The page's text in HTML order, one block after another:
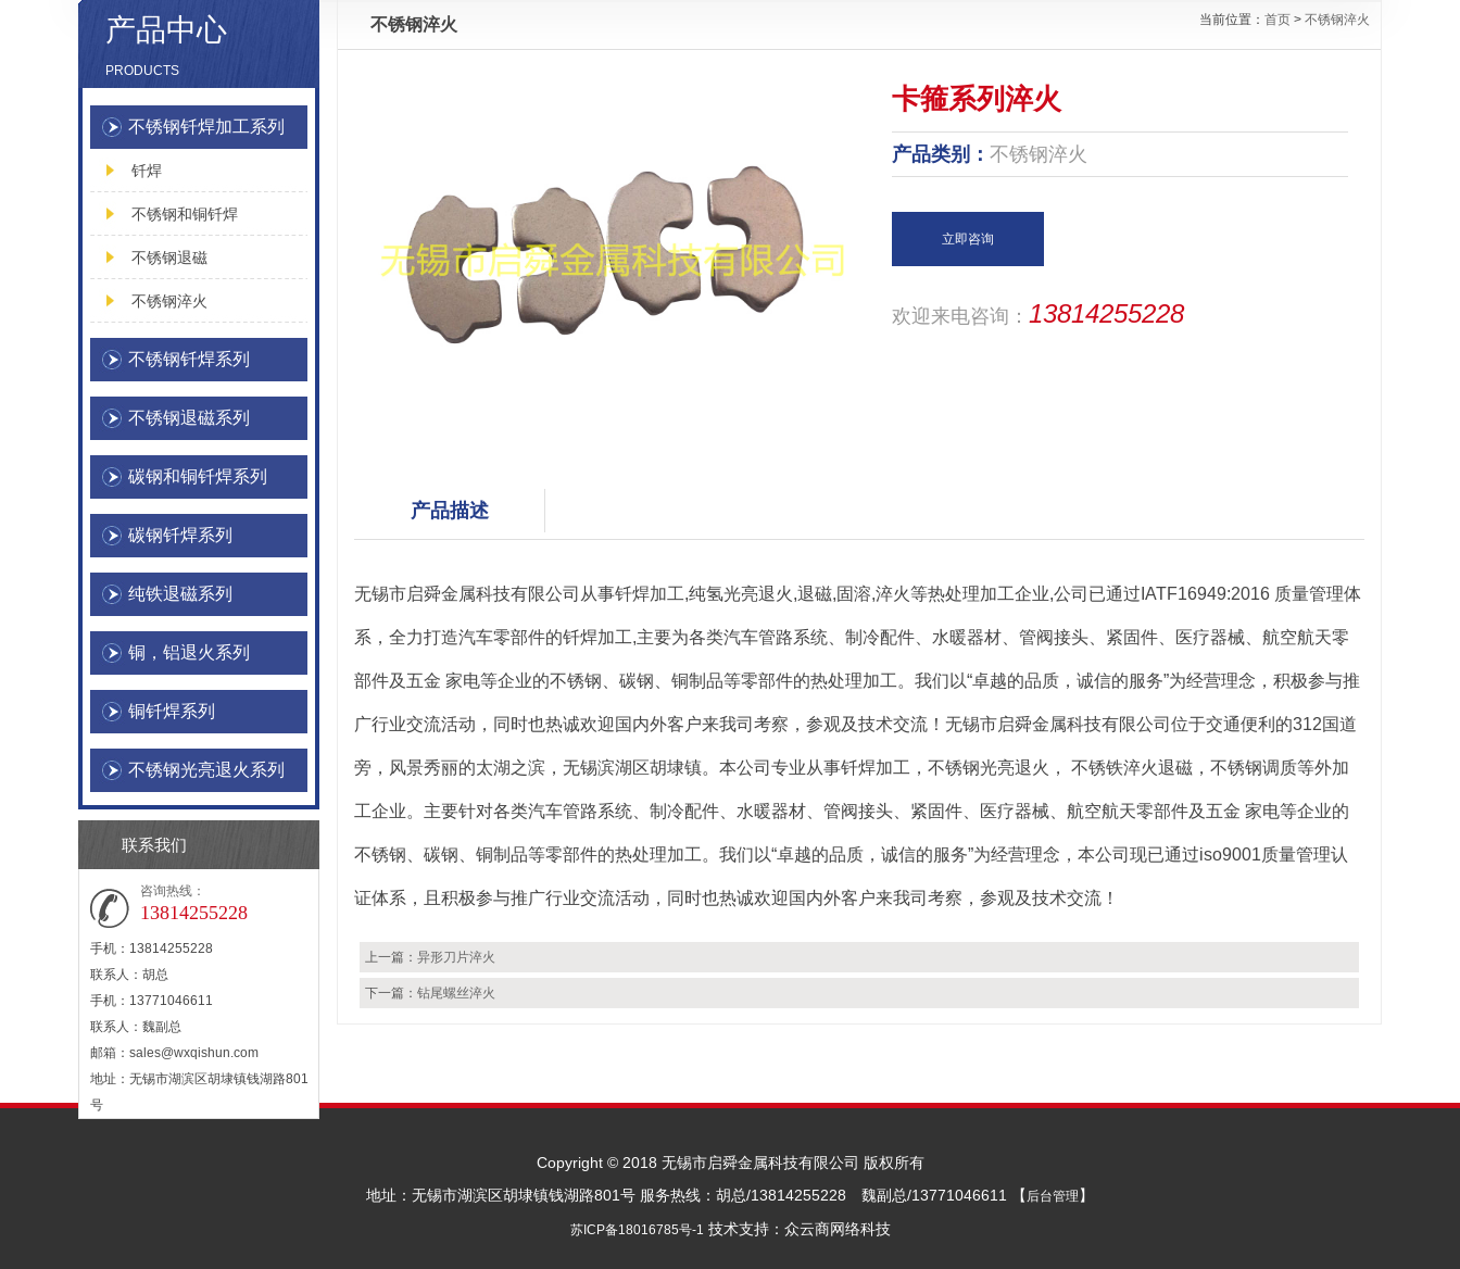
产品中心
PRODUCTS
不锈钢钎焊加工系列
钎焊
不锈钢和铜钎焊
不锈钢退磁
不锈钢淬火
不锈钢钎焊系列
不锈钢退磁系列
碳钢和铜钎焊系列
碳钢钎焊系列
纯铁退磁系列
铜，铝退火系列
铜钎焊系列
不锈钢光亮退火系列
联系我们
咨询热线：
13814255228
手机：13814255228
联系人：胡总
手机：13771046611
联系人：魏副总
邮箱： sales@wxqishun.com
地址：无锡市湖滨区胡埭镇钱湖路801
号
不锈钢淬火 当前位置： 首页 > 不锈钢淬火
卡箍系列淬火
产品类别： 不锈钢淬火
立即咨询
欢迎来电咨询： 13814255228
产品描述
无锡市启舜金属科技有限公司从事钎焊加工,纯氢光亮退火,退磁,固溶,淬火等热处理加工企业,公司已通过IATF16949:2016 质量管理体
系，全力打造汽车零部件的钎焊加工,主要为各类汽车管路系统、制冷配件、水暖器材、管阀接头、紧固件、医疗器械、航空航天零
部件及五金 家电等企业的不锈钢、碳钢、铜制品等零部件的热处理加工。我们以“卓越的品质，诚信的服务”为经营理念，积极参与推
广行业交流活动，同时也热诚欢迎国内外客户来我司考察，参观及技术交流！无锡市启舜金属科技有限公司位于交通便利的312国道
旁，风景秀丽的太湖之滨，无锡滨湖区胡埭镇。本公司专业从事钎焊加工，不锈钢光亮退火， 不锈铁淬火退磁，不锈钢调质等外加
工企业。主要针对各类汽车管路系统、制冷配件、水暖器材、管阀接头、紧固件、医疗器械、航空航天零部件及五金 家电等企业的
不锈钢、碳钢、铜制品等零部件的热处理加工。我们以“卓越的品质，诚信的服务”为经营理念，本公司现已通过iso9001质量管理认
证体系，且积极参与推广行业交流活动，同时也热诚欢迎国内外客户来我司考察，参观及技术交流！
上一篇： 异形刀片淬火
下一篇： 钻尾螺丝淬火
Copyright © 2018 无锡市启舜金属科技有限公司 版权所有
地址：无锡市湖滨区胡埭镇钱湖路801号 服务热线：胡总/13814255228 魏副总/13771046611 【 后台管理 】
苏ICP备18016785号-1 技术支持：众云商网络科技